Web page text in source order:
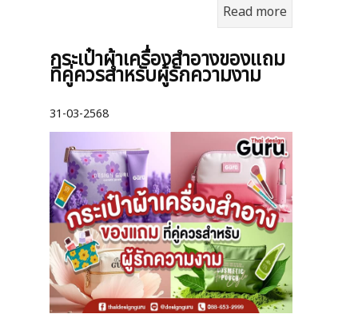
Read more
กระเป๋าผ้าเครื่องสําอางของแถม
ที่คู่ควรสำหรับผู้รักความงาม
31-03-2568